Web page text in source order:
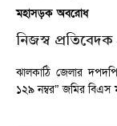
মহাসড়ক অবরোধ
নিজস্ব প্রতিবেদক
ঝালকাঠি জেলার
১২৯ নম্বর” জমির বিএস